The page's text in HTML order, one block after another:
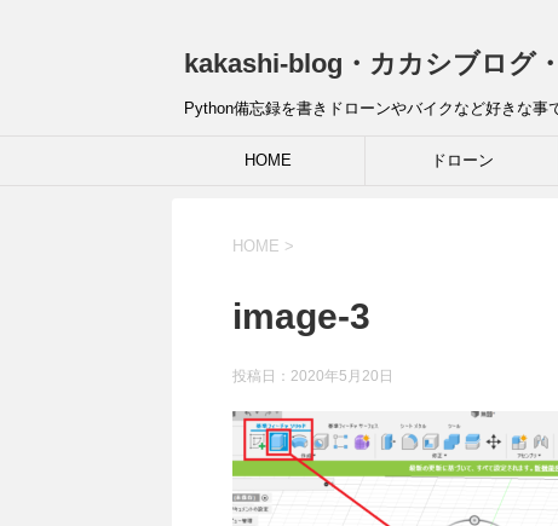
kakashi-blog・カカシブログ・
Python備忘録を書きドローンやバイクなど好きな事
HOME ドローン
HOME >
image-3
投稿日： 2020年5月20日